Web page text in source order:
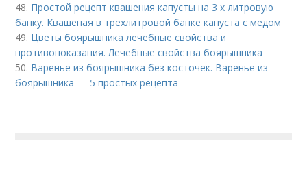
48. Простой рецепт квашения капусты на 3 х литровую
банку. Квашеная в трехлитровой банке капуста с медом
49. Цветы боярышника лечебные свойства и
противопоказания. Лечебные свойства боярышника
50. Варенье из боярышника без косточек. Варенье из
боярышника — 5 простых рецепта